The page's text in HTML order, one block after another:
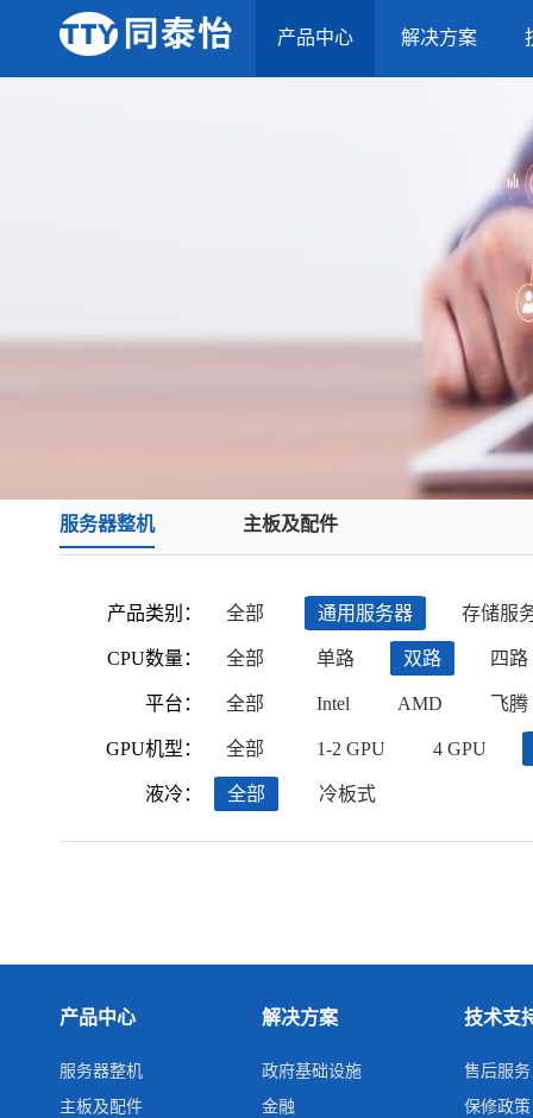
产品中心 解决方案
服务器整机 主板及配件
产品类别：
CPU数量：
平台：
GPU机型：
液冷：
全部 通用服务器 存储服
全部 单路 双路 四路
全部 Intel AMD 飞腾
全部 1-2 GPU 4 GPU
全部 冷板式
产品中心
服务器整机
主板及配件
解决方案
政府基础设施
金融
技术支
售后服务
保修政策